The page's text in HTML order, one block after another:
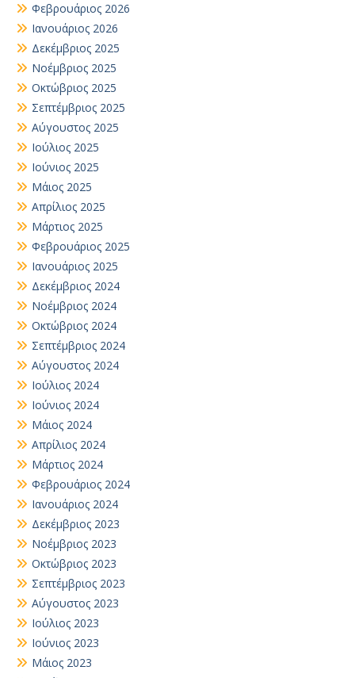
Φεβρουάριος 2026
Ιανουάριος 2026
Δεκέμβριος 2025
Νοέμβριος 2025
Οκτώβριος 2025
Σεπτέμβριος 2025
Αύγουστος 2025
Ιούλιος 2025
Ιούνιος 2025
Μάιος 2025
Απρίλιος 2025
Μάρτιος 2025
Φεβρουάριος 2025
Ιανουάριος 2025
Δεκέμβριος 2024
Νοέμβριος 2024
Οκτώβριος 2024
Σεπτέμβριος 2024
Αύγουστος 2024
Ιούλιος 2024
Ιούνιος 2024
Μάιος 2024
Απρίλιος 2024
Μάρτιος 2024
Φεβρουάριος 2024
Ιανουάριος 2024
Δεκέμβριος 2023
Νοέμβριος 2023
Οκτώβριος 2023
Σεπτέμβριος 2023
Αύγουστος 2023
Ιούλιος 2023
Ιούνιος 2023
Μάιος 2023